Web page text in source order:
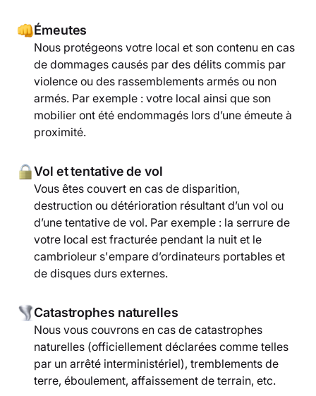
Émeutes
Nous protégeons votre local et son contenu en cas
de dommages causés par des délits commis par
violence ou des rassemblements armés ou non
armés. Par exemple : votre local ainsi que son
mobilier ont été endommagés lors d’une émeute à
proximité.
Vol et tentative de vol
Vous êtes couvert en cas de disparition,
destruction ou détérioration résultant d’un vol ou
d’une tentative de vol. Par exemple : la serrure de
votre local est fracturée pendant la nuit et le
cambrioleur s'empare d’ordinateurs portables et
de disques durs externes.
Catastrophes naturelles
Nous vous couvrons en cas de catastrophes
naturelles (officiellement déclarées comme telles
par un arrêté interministériel), tremblements de
terre, éboulement, affaissement de terrain, etc.